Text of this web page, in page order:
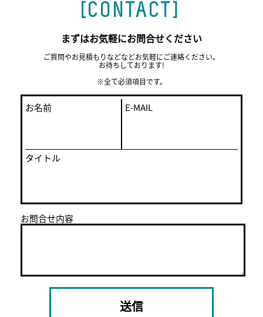
[CONTACT]
まずはお気軽にお問合せください
ご質問やお見積もりなどなどお気軽にご連絡ください。
お待ちしております!
※全て必須項目です。
お名前 E-MAIL
タイトル
お問合せ内容